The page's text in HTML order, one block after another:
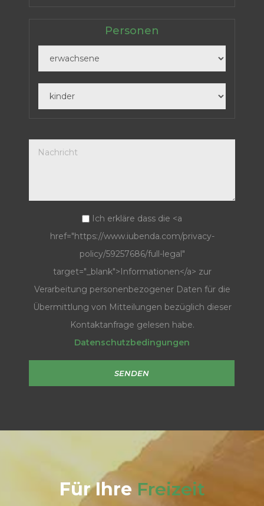
Personen
Ich erkläre dass die <a
href="https://www.iubenda.com/privacy-
policy/59257686/full-legal"
target="_blank">Informationen</a> zur
Verarbeitung personenbezogener Daten für die
Übermittlung von Mitteilungen bezüglich dieser
Kontaktanfrage gelesen habe.
Datenschutzbedingungen
Für Ihre Freizeit